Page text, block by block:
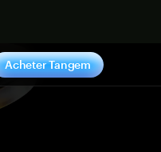
Acheter Tangem